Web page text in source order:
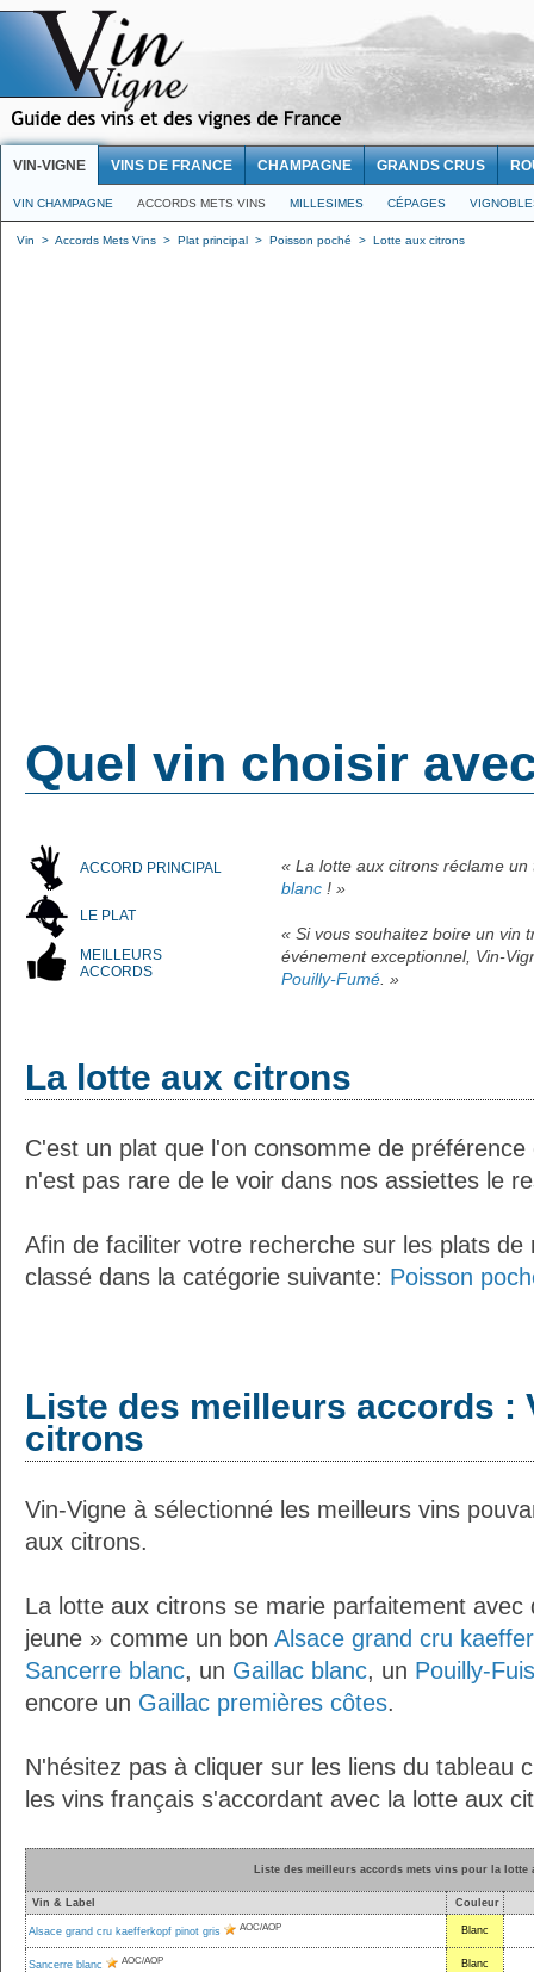
VIN-VIGNE VINS DE FRANCE CHAMPAGNE GRANDS CRUS
VIN CHAMPAGNE ACCORDS METS VINS MILLESIMES CÉPAGES
Vin > Accords Mets Vins > Plat principal > Poisson poché > Lotte aux citrons
Quel vin choisir
ACCORD PRINCIPAL
LE PLAT
MEILLEURS
ACCORDS
« La lotte aux citrons réclame
blanc ! »
« Si vous souhaitez boire un vin
événement exceptionnel, Vin-
Pouilly-Fumé. »
La lotte aux citrons
C'est un plat que l'on consomme de
n'est pas rare de le voir dans nos assiettes le
Afin de faciliter votre recherche sur les plats
classé dans la catégorie suivante: Poisson
Liste des meilleurs accords :
citrons
Vin-Vigne à sélectionné les meilleurs vins
aux citrons.
La lotte aux citrons se marie parfaitement avec
jeune » comme un bon Alsace grand cru
Sancerre blanc, un Gaillac blanc, un Pouilly-
encore un Gaillac premières côtes.
N'hésitez pas à cliquer sur les liens du tableau
les vins français s'accordant avec la lotte aux
Liste des meilleurs accords mets vins pour la lotte
Vin & Label Couleur
Alsace grand cru kaefferkopf pinot gris AOC/AOP Blanc
Sancerre blanc AOC/AOP Blanc